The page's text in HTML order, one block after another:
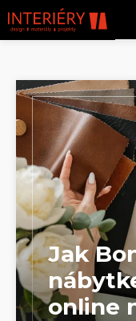
Jak
online